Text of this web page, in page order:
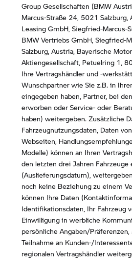
Group Gesellschaften (BMW
Marcus-Straße 24, 5021 Salzburg,
Leasing GmbH, Siegfried-Marcus-
BMW Vertriebs GmbH, Siegfried-
Salzburg, Austria, Bayerische
Aktiengesellschaft, Petuelring 1,
Ihre Vertragshändler und -
Wunschpartner wie Sie z.B. in
eingegeben haben, Partner, bei
erworben oder Service- oder
haben) weitergeben. Zusätzliche
Fahrzeugnutzungsdaten, Daten
Webseiten,
Modelle) können an Ihren
den letzten drei Jahren Fahrzeuge
(Auslieferungsdatum),
noch keine Beziehung zu einem
können Ihre Daten
Identifikationsdaten, Ihr Fahrzeug
Einwilligung in werbliche
persönliche Angaben/Präferenzen,
Teilnahme an Kunden-/
regionalen Vertragshändler